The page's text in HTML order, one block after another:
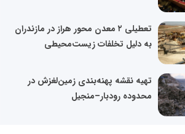
تعطیلی ۲ معدن محور هراز در مازندران
به دلیل تخلفات زیست‌محیطی
تهیه نقشه پهنه‌بندی زمین‌لغزش در
محدوده رودبار–منجیل